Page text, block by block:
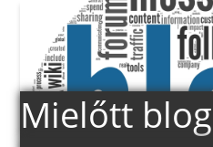
Mielőtt